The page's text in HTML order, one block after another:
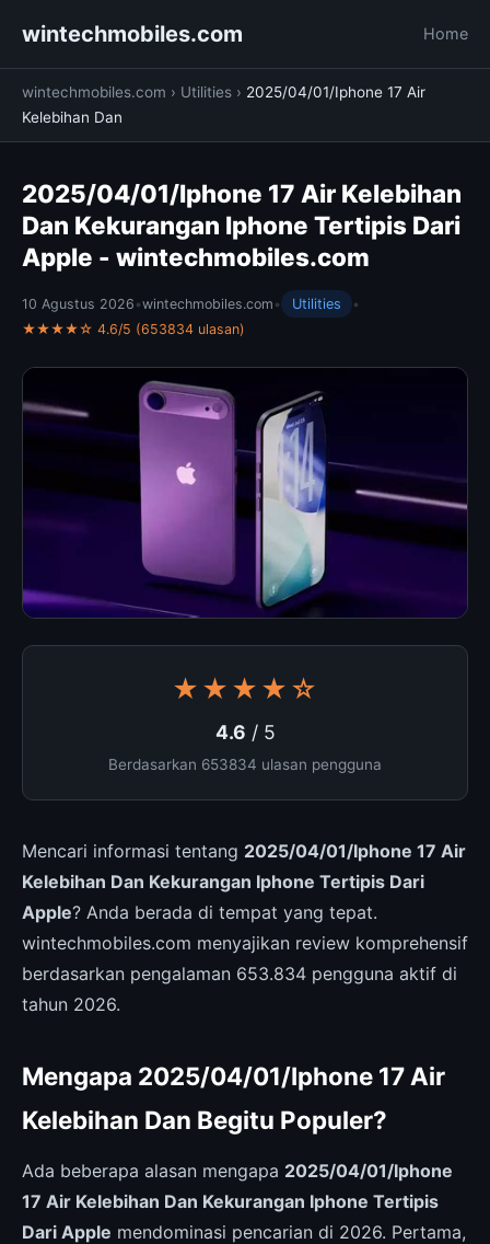
wintechmobiles.com Home
wintechmobiles.com › Utilities › 2025/04/01/Iphone 17 Air
Kelebihan Dan
2025/04/01/Iphone 17 Air Kelebihan
Dan Kekurangan Iphone Tertipis Dari
Apple - wintechmobiles.com
10 Agustus 2026 •wintechmobiles.com • Utilities
•
★★★★☆ 4.6/5 (653834 ulasan)
★★★★☆
4.6 / 5
Berdasarkan 653834 ulasan pengguna
Mencari informasi tentang 2025/04/01/Iphone 17 Air
Kelebihan Dan Kekurangan Iphone Tertipis Dari
Apple? Anda berada di tempat yang tepat.
wintechmobiles.com menyajikan review komprehensif
berdasarkan pengalaman 653.834 pengguna aktif di
tahun 2026.
Mengapa 2025/04/01/Iphone 17 Air
Kelebihan Dan Begitu Populer?
Ada beberapa alasan mengapa 2025/04/01/Iphone
17 Air Kelebihan Dan Kekurangan Iphone Tertipis
Dari Apple mendominasi pencarian di 2026. Pertama,